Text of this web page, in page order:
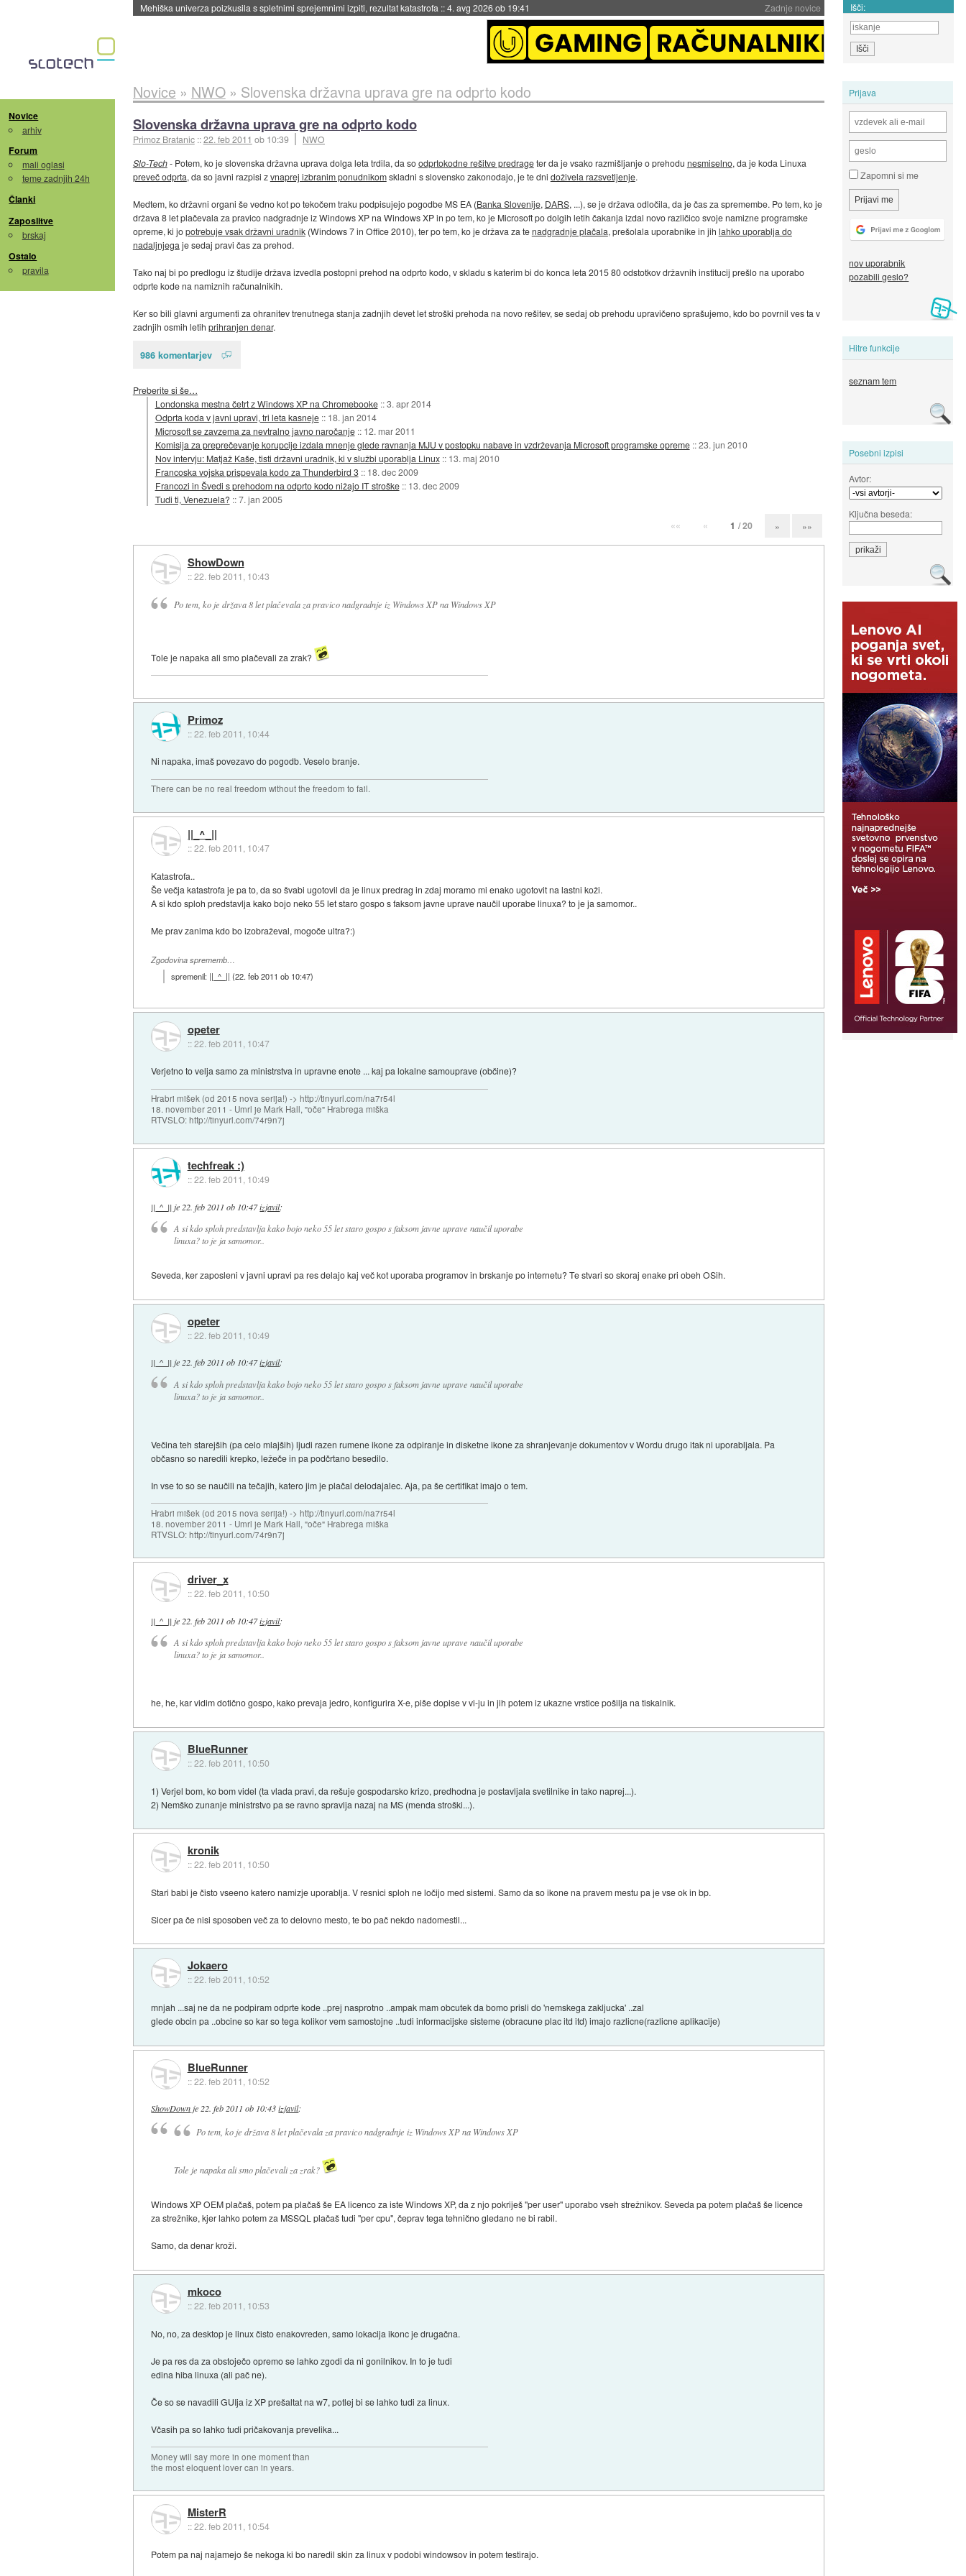
Zadnje novice
4. avg 2026 ob 19:41 Išči:
Novice
arhiv
Forum
mali oglasi
teme zadnjih 24h
Članki
Zaposlitve
brskaj
Ostalo
pravila
Prijava
Zapomni si me
nov uporabnik
pozabili geslo?
Hitre funkcije
seznam tem
Posebni izpisi
Avtor:
Ključna beseda:
Novice » NWO» Slovenska državna uprava gre na odprto kodo
Slovenska državna uprava gre na odprto kodo
Primoz Bratanic ::22. feb 2011 ob 10:39
NWO
Slo-Tech- Potem, ko je slovenska državna uprava dolga leta trdila, da soodprtokodne rešitve predrageter da je vsako razmišljanje o prehodu nesmiselno, da je koda Linuxa
preveč odprta, da so javni razpisi zvnaprej izbranim ponudnikomskladni s slovensko zakonodajo, je te dni doživela razsvetljenje.
Medtem, ko državni organi še vedno kot po tekočem traku podpisujejo pogodbe MS EA (Banka Slovenije, DARS, ...), se je država odločila, da je čas za spremembe. Po tem, ko je
država 8 let plačevala za pravico nadgradnje iz Windows XP na Windows XP in po tem, ko je Microsoft po dolgih letih čakanja izdal novo različico svoje namizne programske
opreme, ki jopotrebuje vsak državni uradnik(Windows 7 in Office 2010), ter po tem, ko je država za tenadgradnje plačala, prešolala uporabnike in jih lahko uporablja do
nadaljnjega je sedaj pravi čas za prehod.
Tako naj bi po predlogu iz študije država izvedla postopni prehod na odprto kodo, v skladu s katerim bi do konca leta 2015 80 odstotkov državnih institucij prešlo na uporabo
odprte kode na namiznih računalnikih.
Ker so bili glavni argumenti za ohranitev trenutnega stanja zadnjih devet let stroški prehoda na novo rešitev, se sedaj ob prehodu upravičeno sprašujemo, kdo bo povrnil ves ta v
zadnjih osmih letih prihranjen denar.
986 komentarjev
Preberite si še…
Londonska mestna četrt z Windows XP na Chromebooke ::3. apr 2014
Odprta koda v javni upravi, tri leta kasneje :: 18. jan 2014
Microsoft se zavzema za nevtralno javno naročanje :: 12. mar 2011
Komisija za preprečevanje korupcije izdala mnenje glede ravnanja MJU v postopku nabave in vzdrževanja Microsoft programske opreme ::23. jun 2010
Nov intervju: Matjaž Kaše, tisti državni uradnik, ki v službi uporablja Linux :: 13. maj 2010
Francoska vojska prispevala kodo za Thunderbird 3 :: 18. dec 2009
Francozi in Švedi s prehodom na odprto kodo nižajo IT stroške :: 13. dec 2009
Tudi ti, Venezuela? ::7. jan 2005
«« « 1 / 20 » »»
ShowDown
::22. feb 2011, 10:43
Po tem, ko je država 8 let plačevala za pravico nadgradnje iz Windows XP na Windows XP
Tole je napaka ali smo plačevali za zrak?
Primoz
::22. feb 2011, 10:44
Ni napaka, imaš povezavo do pogodb. Veselo branje.
There can be no real freedom without the freedom to fail.
||_^_||
::22. feb 2011, 10:47
Katastrofa..
Še večja katastrofa je pa to, da so švabi ugotovil da je linux predrag in zdaj moramo mi enako ugotovit na lastni koži.
A si kdo sploh predstavlja kako bojo neko 55 let staro gospo s faksom javne uprave naučil uporabe linuxa? to je ja samomor..
Me prav zanima kdo bo izobraževal, mogoče ultra?:)
Zgodovina sprememb…
spremenil: ||_^_|| (22. feb 2011 ob 10:47)
opeter
::22. feb 2011, 10:47
Verjetno to velja samo za ministrstva in upravne enote ... kaj pa lokalne samouprave (občine)?
Hrabri mišek (od 2015 nova serija!) -> http://tinyurl.com/na7r54l
18. november 2011 - Umrl je Mark Hall, "oče" Hrabrega miška
RTVSLO: http://tinyurl.com/74r9n7j
techfreak :)
::22. feb 2011, 10:49
||_^_|| je 22. feb 2011 ob 10:47izjavil:
A si kdo sploh predstavlja kako bojo neko 55 let staro gospo s faksom javne uprave naučil uporabe
linuxa? to je ja samomor..
Seveda, ker zaposleni v javni upravi pa res delajo kaj več kot uporaba programov in brskanje po internetu? Te stvari so skoraj enake pri obeh OSih.
opeter
::22. feb 2011, 10:49
||_^_||je22. feb 2011 ob 10:47izjavil:
A si kdo sploh predstavlja kako bojo neko 55 let staro gospo s faksom javne uprave naučil uporabe
linuxa? to je ja samomor..
Večina teh starejših (pa celo mlajših) ljudi razen rumene ikone za odpiranje in disketne ikone za shranjevanje dokumentov v Wordu drugo itak ni uporabljala. Pa
občasno so naredili krepko, ležeče in pa podčrtano besedilo.
In vse to so se naučili na tečajih, katero jim je plačal delodajalec. Aja, pa še certifikat imajo o tem.
Hrabri mišek (od 2015 nova serija!) -> http://tinyurl.com/na7r54l
18. november 2011 - Umrl je Mark Hall, "oče" Hrabrega miška
RTVSLO: http://tinyurl.com/74r9n7j
driver_x
::22. feb 2011, 10:50
||_^_|| je 22. feb 2011 ob 10:47izjavil:
A si kdo sploh predstavlja kako bojo neko 55 let staro gospo s faksom javne uprave naučil uporabe
linuxa? to je ja samomor..
he, he, kar vidim dotično gospo, kako prevaja jedro, konfigurira X-e, piše dopise v vi-ju in jih potem iz ukazne vrstice pošilja na tiskalnik.
BlueRunner
::22. feb 2011, 10:50
1) Verjel bom, ko bom videl (ta vlada pravi, da rešuje gospodarsko krizo, predhodna je postavljala svetilnike in tako naprej...).
2) Nemško zunanje ministrstvo pa se ravno spravlja nazaj na MS (menda stroški...).
kronik
::22. feb 2011, 10:50
Stari babi je čisto vseeno katero namizje uporablja. V resnici sploh ne ločijo med sistemi. Samo da so ikone na pravem mestu pa je vse ok in bp.
Sicer pa če nisi sposoben več za to delovno mesto, te bo pač nekdo nadomestil...
Jokaero
::22. feb 2011, 10:52
mnjah ...saj ne da ne podpiram odprte kode ..prej nasprotno ..ampak mam obcutek da bomo prisli do 'nemskega zakljucka' ..zal
glede obcin pa ..obcine so kar so tega kolikor vem samostojne ..tudi informacijske sisteme (obracune plac itd itd) imajo razlicne(razlicne aplikacije)
BlueRunner
::22. feb 2011, 10:52
ShowDownje22. feb 2011 ob 10:43 izjavil:
Po tem, ko je država 8 let plačevala za pravico nadgradnje iz Windows XP na Windows XP
Tole je napaka ali smo plačevali za zrak?
Windows XP OEM plačaš, potem pa plačaš še EA licenco za iste Windows XP, da z njo pokriješ "per user" uporabo vseh strežnikov. Seveda pa potem plačaš še licence
za strežnike, kjer lahko potem za MSSQL plačaš tudi "per cpu", čeprav tega tehnično gledano ne bi rabil.
Samo, da denar kroži.
mkoco
::22. feb 2011, 10:53
No, no, za desktop je linux čisto enakovreden, samo lokacija ikonc je drugačna.
Je pa res da za obstoječo opremo se lahko zgodi da ni gonilnikov. In to je tudi
edina hiba linuxa (ali pač ne).
Če so se navadili GUIja iz XP prešaltat na w7, potlej bi se lahko tudi za linux.
Včasih pa so lahko tudi pričakovanja prevelika...
Money will say more in one moment than
the most eloquent lover can in years.
MisterR
::22. feb 2011, 10:54
Potem pa naj najamejo še nekoga ki bo naredil skin za linux v podobi windowsov in potem testirajo.